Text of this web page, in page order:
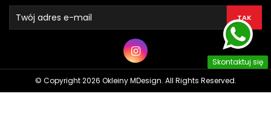
Skontaktuj się
© Copyright 2026 Okleiny MDesign. All Rights Reserved.